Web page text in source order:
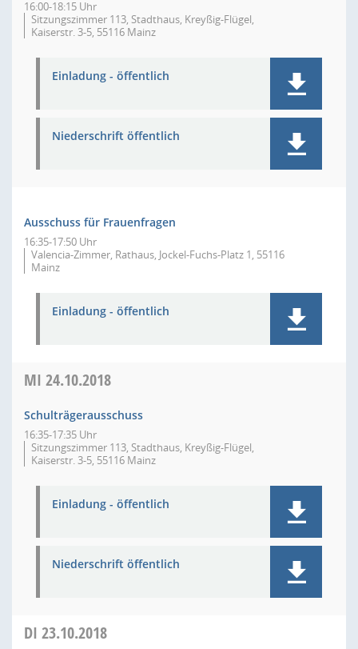
16:00-18:15 Uhr
Sitzungszimmer 113, Stadthaus, Kreyßig-Flügel,
Kaiserstr. 3-5, 55116 Mainz
Einladung - öffentlich
Niederschrift öffentlich
Ausschuss für Frauenfragen
16:35-17:50 Uhr
Valencia-Zimmer, Rathaus, Jockel-Fuchs-Platz 1, 55116
Mainz
Einladung - öffentlich
MI 24.10.2018
Schulträgerausschuss
16:35-17:35 Uhr
Sitzungszimmer 113, Stadthaus, Kreyßig-Flügel,
Kaiserstr. 3-5, 55116 Mainz
Einladung - öffentlich
Niederschrift öffentlich
DI 23.10.2018